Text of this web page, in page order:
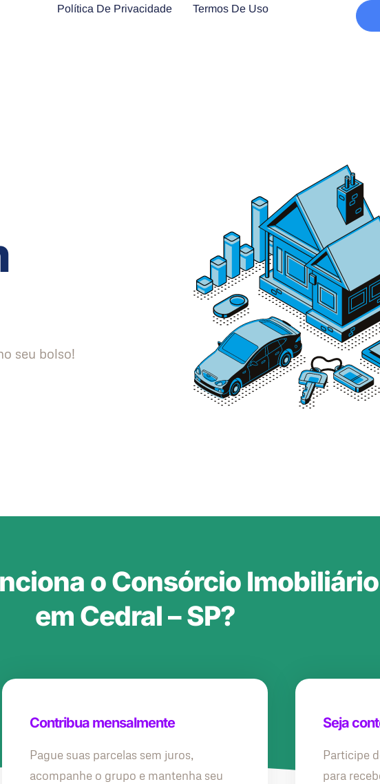
Política De Privacidade Termos De Uso
seu bolso!
o Consórcio Imobiliário
em Cedral – SP?
Contribua mensalmente
Pague suas parcelas sem juros,
acompanhe o grupo e mantenha seu
Seja
Participe
para